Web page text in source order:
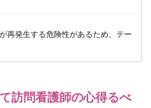
再発生する危険性があるため、テー
訪問看護師の心得るべ